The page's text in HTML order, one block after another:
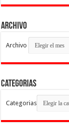
Archivo
Archivo
Categorias
Categorias